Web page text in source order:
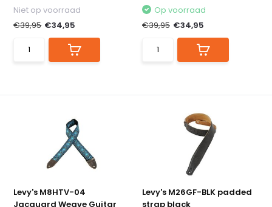
Niet op voorraad
€39,95 €34,95
Op voorraad
€39,95 €34,95
Levy's M8HTV-04
Jacquard Weave Guitar
Levy's M26GF-BLK padded
strap black